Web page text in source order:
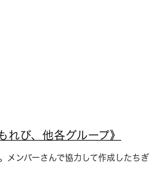
れび、他各グループ》
メンバーさんで協力して作成したちぎ